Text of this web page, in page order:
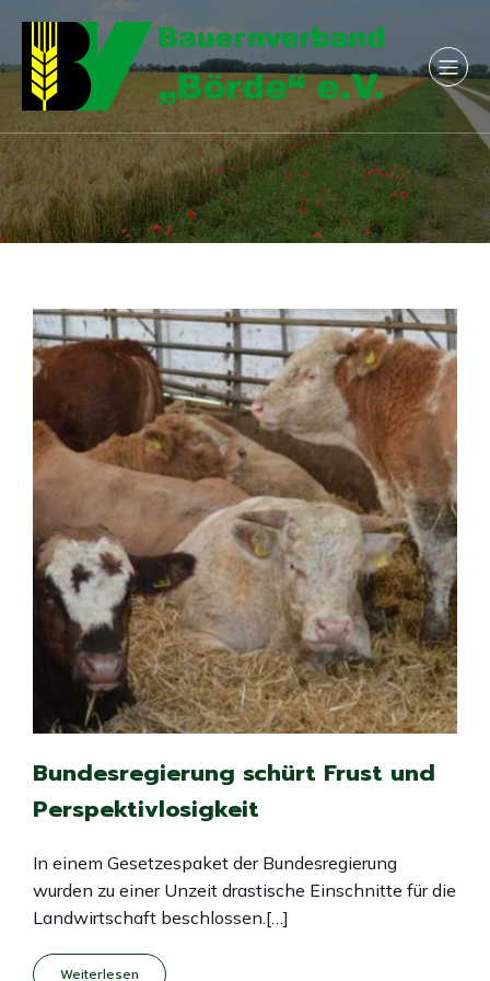
Bundesregierung schürt Frust und
Perspektivlosigkeit
In einem Gesetzespaket der Bundesregierung
wurden zu einer Unzeit drastische Einschnitte für die
Landwirtschaft beschlossen.[…]
Weiterlesen